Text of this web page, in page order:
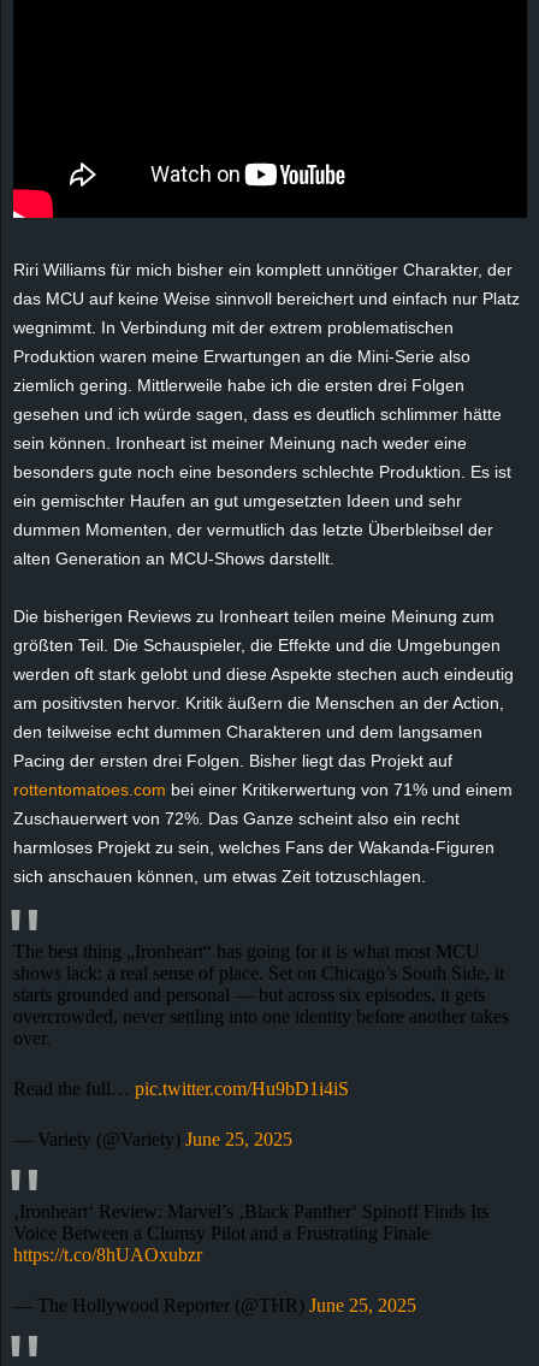
Riri Williams für mich bisher ein komplett unnötiger Charakter, der
das MCU auf keine Weise sinnvoll bereichert und einfach nur Platz
wegnimmt. In Verbindung mit der extrem problematischen
Produktion waren meine Erwartungen an die Mini-Serie also
ziemlich gering. Mittlerweile habe ich die ersten drei Folgen
gesehen und ich würde sagen, dass es deutlich schlimmer hätte
sein können. Ironheart ist meiner Meinung nach weder eine
besonders gute noch eine besonders schlechte Produktion. Es ist
ein gemischter Haufen an gut umgesetzten Ideen und sehr
dummen Momenten, der vermutlich das letzte Überbleibsel der
alten Generation an MCU-Shows darstellt.
Die bisherigen Reviews zu Ironheart teilen meine Meinung zum
größten Teil. Die Schauspieler, die Effekte und die Umgebungen
werden oft stark gelobt und diese Aspekte stechen auch eindeutig
am positivsten hervor. Kritik äußern die Menschen an der Action,
den teilweise echt dummen Charakteren und dem langsamen
Pacing der ersten drei Folgen. Bisher liegt das Projekt auf
rottentomatoes.com bei einer Kritikerwertung von 71% und einem
Zuschauerwert von 72%. Das Ganze scheint also ein recht
harmloses Projekt zu sein, welches Fans der Wakanda-Figuren
sich anschauen können, um etwas Zeit totzuschlagen.
The best thing „Ironheart“ has going for it is what most MCU
shows lack: a real sense of place. Set on Chicago’s South Side, it
starts grounded and personal — but across six episodes, it gets
overcrowded, never settling into one identity before another takes
over.
Read the full… pic.twitter.com/Hu9bD1i4iS
— Variety (@Variety) June 25, 2025
‚Ironheart‘ Review: Marvel’s ‚Black Panther‘ Spinoff Finds Its
Voice Between a Clumsy Pilot and a Frustrating Finale
https://t.co/8hUAOxubzr
— The Hollywood Reporter (@THR) June 25, 2025